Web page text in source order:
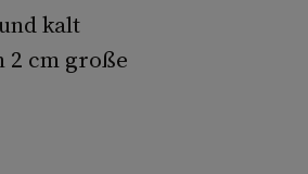
kalt
2 cm große